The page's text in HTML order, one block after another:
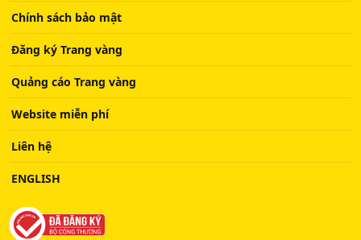
Chính sách bảo mật
Đăng ký Trang vàng
Quảng cáo Trang vàng
Website miễn phí
Liên hệ
ENGLISH